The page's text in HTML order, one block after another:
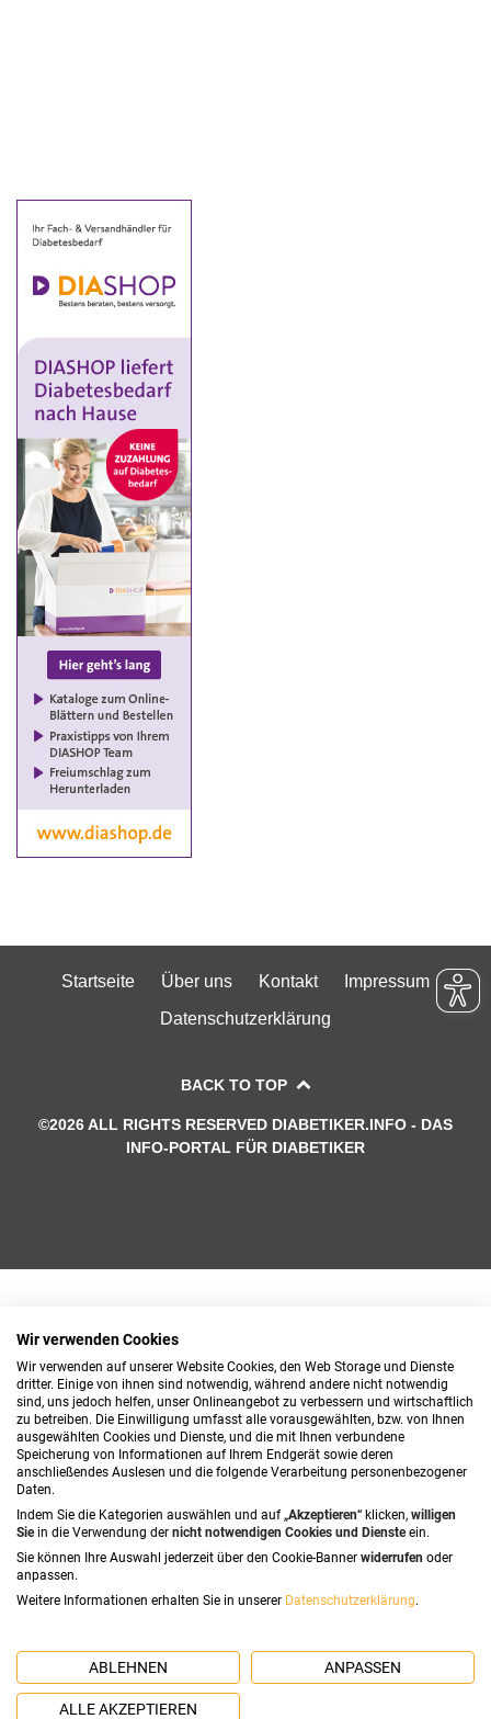
Startseite Über uns Kontakt
Impressum
Datenschutzerklärung
BACK TO TOP
©2026 ALL RIGHTS RESERVED DIABETIKER.INFO - DAS
INFO-PORTAL FÜR DIABETIKER
Wir verwenden Cookies
Wir verwenden auf unserer Website Cookies, den Web Storage und Dienste
dritter. Einige von ihnen sind notwendig, während andere nicht notwendig
sind, uns jedoch helfen, unser Onlineangebot zu verbessern und wirtschaftlich
zu betreiben. Die Einwilligung umfasst alle vorausgewählten, bzw. von Ihnen
ausgewählten Cookies und Dienste, und die mit Ihnen verbundene
Speicherung von Informationen auf Ihrem Endgerät sowie deren
anschließendes Auslesen und die folgende Verarbeitung personenbezogener
Daten.
Indem Sie die Kategorien auswählen und auf „Akzeptieren“ klicken, willigen
Sie in die Verwendung der nicht notwendigen Cookies und Diensteein.
Sie können Ihre Auswahl jederzeit über den Cookie-Banner widerrufen oder
anpassen.
Weitere Informationen erhalten Sie in unserer Datenschutzerklärung.
ABLEHNEN ANPASSEN
ALLE AKZEPTIEREN